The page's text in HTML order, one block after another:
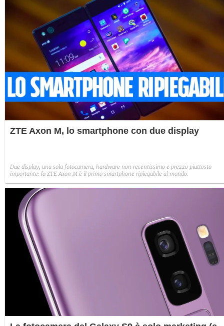
ZTE Axon M, lo smartphone con due display
Due display, una sola fotocamera, hardware non recentissimo e prezzo piuttosto
importante: lo ZTE Axon M è il primo smartphone ripiegabile al mondo.